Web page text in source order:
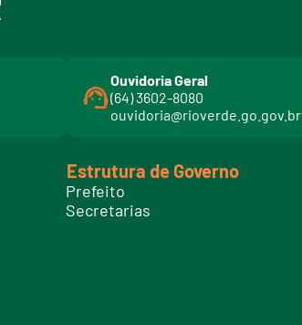
Ouvidoria Geral
(64) 3602-8080
ouvidoria@rioverde.go.gov.br
Estrutura de Governo
Prefeito
Secretarias